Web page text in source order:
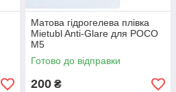
Матова гідрогелева плівка
Mietubl Anti-Glare для POCO
M5
Готово до відправки
200 ₴